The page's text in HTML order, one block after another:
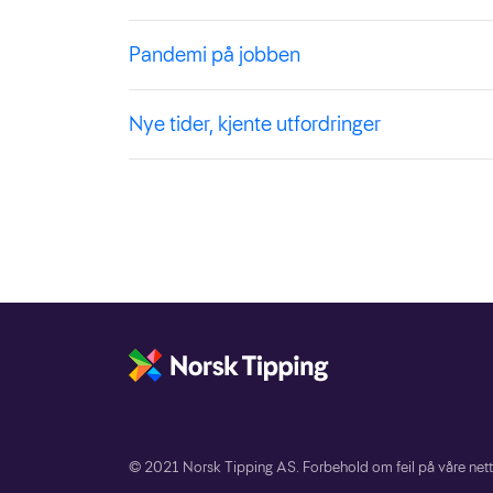
Pandemi på jobben
Nye tider, kjente utfordringer
© 2021 Norsk Tipping AS. Forbehold om feil på våre